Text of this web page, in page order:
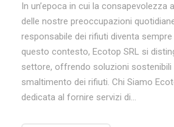
In un’epoca in cui la consapevolezza
delle nostre preoccupazioni
responsabile dei rifiuti diventa
questo contesto, Ecotop SRL si
settore, offrendo soluzioni sostenibili
smaltimento dei rifiuti. Chi Siamo
dedicata al fornire servizi di...